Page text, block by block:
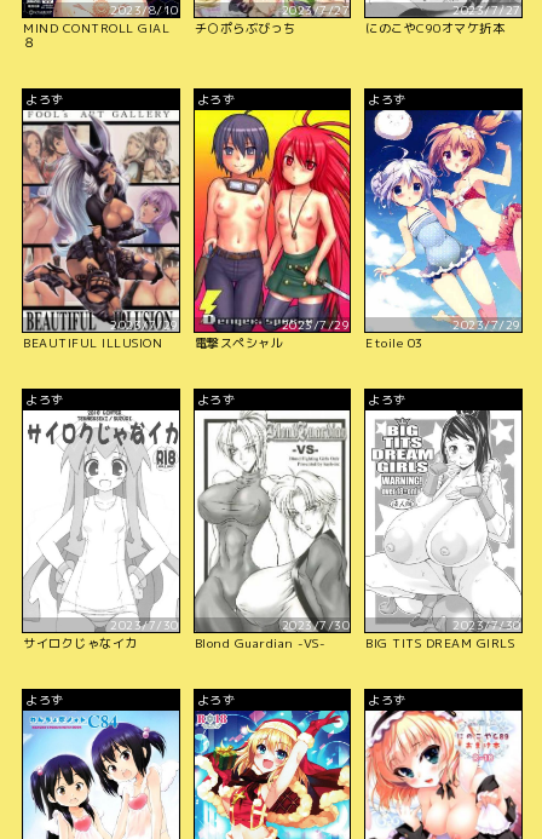
2023/8/10
MIND CONTROLL GIAL
８
2023/7/27
チ○ポらぶびっち
2023/7/27
にのこやC90オマケ折本
よろず
2023/7/29
BEAUTIFUL ILLUSION
よろず
2023/7/29
電撃スペシャル
よろず
2023/7/29
Etoile 03
よろず
2023/7/30
サイロクじゃなイカ
よろず
2023/7/30
Blond Guardian -VS-
よろず
2023/7/30
BIG TITS DREAM GIRLS
よろず よろず よろず